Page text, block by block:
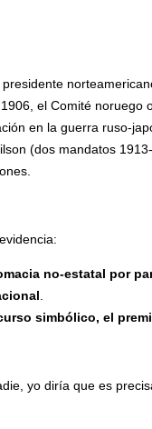
el Comité noruego
en la guerra ruso-
(dos mandatos
no-estatal por
simbólico, el
yo diría que es